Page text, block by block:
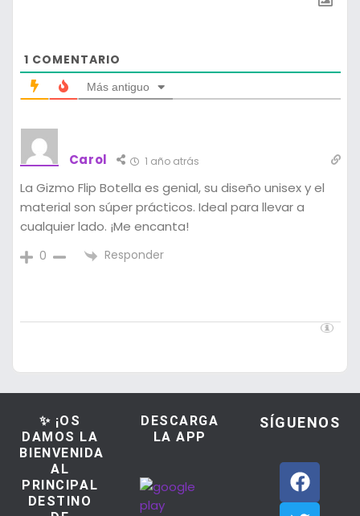
1 COMENTARIO
Más antiguo
Carol 1 año atrás
La Gizmo Flip Botella es genial, su diseño unisex y el
material son súper prácticos. Ideal para llevar a
cualquier lado. ¡Me encanta!
0 Responder
✨ ¡OS
DAMOS LA
BIENVENIDA
AL
PRINCIPAL
DESTINO
DESCARGA
LA APP
SÍGUENOS